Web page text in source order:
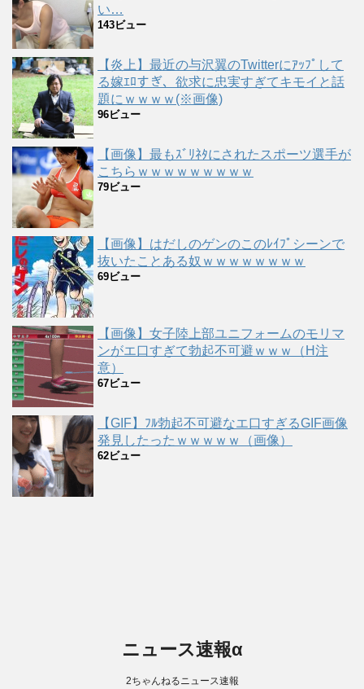
い…
143ビュー
【炎上】最近の与沢翼のTwitterにｱｯﾌﾟして
る嫁ｴﾛすぎ、欲求に忠実すぎてキモイと話
題にｗｗｗｗ(※画像)
96ビュー
【画像】最もｽﾞﾘﾈﾀにされたスポーツ選手が
こちらｗｗｗｗｗｗｗｗｗ
79ビュー
【画像】はだしのゲンのこのﾚｲﾌﾟシーンで
抜いたことある奴ｗｗｗｗｗｗｗｗ
69ビュー
【画像】女子陸上部ユニフォームのモリマ
ンがエ口すぎて勃起不可避ｗｗｗ（H注
意）
67ビュー
【GIF】ﾌﾙ勃起不可避なエ口すぎるGIF画像
発見したったｗｗｗｗｗ（画像）
62ビュー
ニュース速報α
2ちゃんねるニュース速報